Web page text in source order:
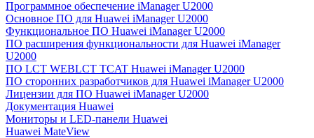
Программное обеспечение iManager U2000
Основное ПО для Huawei iManager U2000
Функциональное ПО Huawei iManager U2000
ПО расширения функциональности для Huawei iManager
U2000
ПО LCT WEBLCT TCAT Huawei iManager U2000
ПО сторонних разработчиков для Huawei iManager U2000
Лицензии для ПО Huawei iManager U2000
Документация Huawei
Мониторы и LED-панели Huawei
Huawei MateView